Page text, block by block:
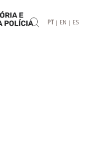
PT | EN | ES